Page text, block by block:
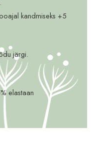
kandmiseks +5
järgi.
elastaan